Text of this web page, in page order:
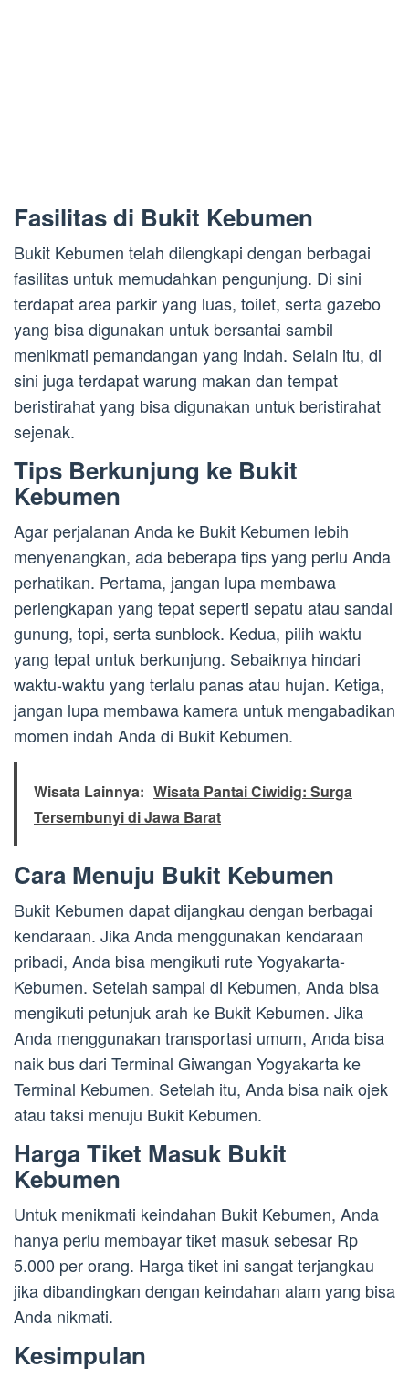
Fasilitas di Bukit Kebumen
Bukit Kebumen telah dilengkapi dengan berbagai
fasilitas untuk memudahkan pengunjung. Di sini
terdapat area parkir yang luas, toilet, serta gazebo
yang bisa digunakan untuk bersantai sambil
menikmati pemandangan yang indah. Selain itu, di
sini juga terdapat warung makan dan tempat
beristirahat yang bisa digunakan untuk beristirahat
sejenak.
Tips Berkunjung ke Bukit
Kebumen
Agar perjalanan Anda ke Bukit Kebumen lebih
menyenangkan, ada beberapa tips yang perlu Anda
perhatikan. Pertama, jangan lupa membawa
perlengkapan yang tepat seperti sepatu atau sandal
gunung, topi, serta sunblock. Kedua, pilih waktu
yang tepat untuk berkunjung. Sebaiknya hindari
waktu-waktu yang terlalu panas atau hujan. Ketiga,
jangan lupa membawa kamera untuk mengabadikan
momen indah Anda di Bukit Kebumen.
Wisata Lainnya: Wisata Pantai Ciwidig: Surga
Tersembunyi di Jawa Barat
Cara Menuju Bukit Kebumen
Bukit Kebumen dapat dijangkau dengan berbagai
kendaraan. Jika Anda menggunakan kendaraan
pribadi, Anda bisa mengikuti rute Yogyakarta-
Kebumen. Setelah sampai di Kebumen, Anda bisa
mengikuti petunjuk arah ke Bukit Kebumen. Jika
Anda menggunakan transportasi umum, Anda bisa
naik bus dari Terminal Giwangan Yogyakarta ke
Terminal Kebumen. Setelah itu, Anda bisa naik ojek
atau taksi menuju Bukit Kebumen.
Harga Tiket Masuk Bukit
Kebumen
Untuk menikmati keindahan Bukit Kebumen, Anda
hanya perlu membayar tiket masuk sebesar Rp
5.000 per orang. Harga tiket ini sangat terjangkau
jika dibandingkan dengan keindahan alam yang bisa
Anda nikmati.
Kesimpulan